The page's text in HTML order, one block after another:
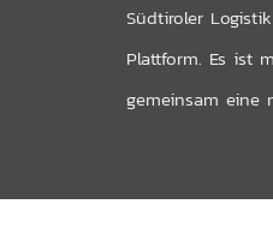
Südtiroler
Plattform. Es ist
gemeinsam eine